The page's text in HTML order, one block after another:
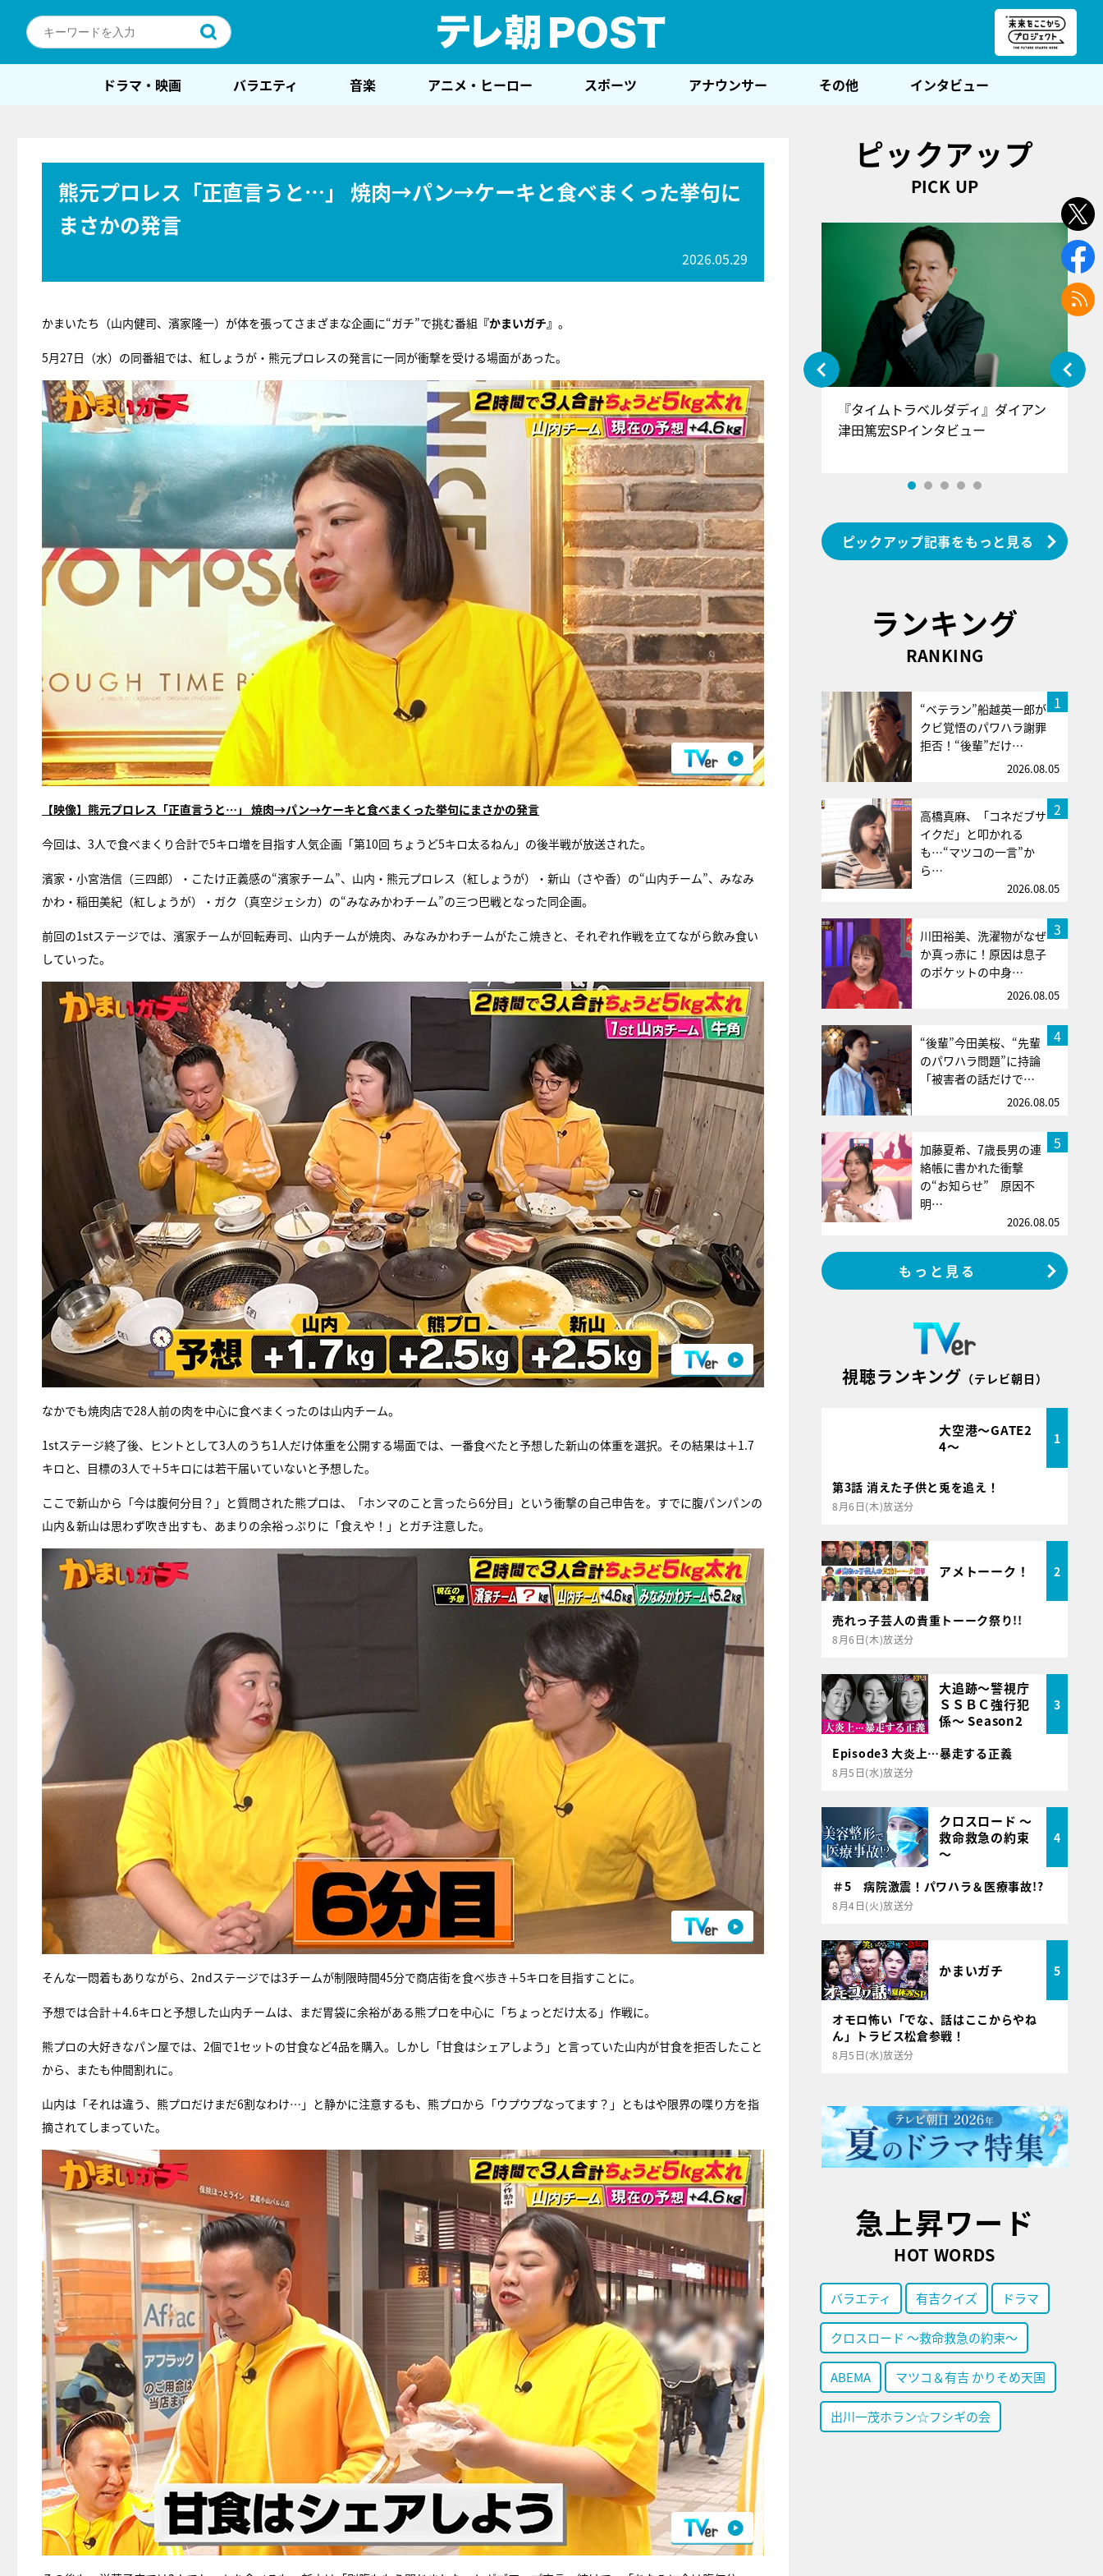
ドラマ・映画 バラエティ 音楽 アニメ・ヒーロー スポーツ アナウンサー その他 インタビュー
熊元プロレス「正直言うと…」 焼肉→パン→ケーキと食べまくった挙句に
まさかの発言
2026.05.29
かまいたち（山内健司、濱家隆一）が体を張ってさまざまな企画に“ガチ”で挑む番組 『かまいガチ』 。
5月27日（水）の同番組では、紅しょうが・熊元プロレスの発言に一同が衝撃を受ける場面があった。
【映像】熊元プロレス「正直言うと…」 焼肉→パン→ケーキと食べまくった挙句にまさかの発言
今回は、3人で食べまくり合計で5キロ増を目指す人気企画「第10回 ちょうど5キロ太るねん」の後半戦が放送された。
濱家・小宮浩信（三四郎）・こたけ正義感の“濱家チーム”、山内・熊元プロレス（紅しょうが）・新山（さや香）の“山内チーム”、みなみ
かわ・稲田美紀（紅しょうが）・ガク（真空ジェシカ）の“みなみかわチーム”の三つ巴戦となった同企画。
前回の1stステージでは、濱家チームが回転寿司、山内チームが焼肉、みなみかわチームがたこ焼きと、それぞれ作戦を立てながら飲み食い
していった。
なかでも焼肉店で28人前の肉を中心に食べまくったのは山内チーム。
1stステージ終了後、ヒントとして3人のうち1人だけ体重を公開する場面では、一番食べたと予想した新山の体重を選択。その結果は＋1.7
キロと、目標の3人で＋5キロには若干届いていないと予想した。
ここで新山から「今は腹何分目？」と質問された熊プロは、「ホンマのこと言ったら6分目」という衝撃の自己申告を。すでに腹パンパンの
山内＆新山は思わず吹き出すも、あまりの余裕っぷりに「食えや！」とガチ注意した。
そんな一悶着もありながら、2ndステージでは3チームが制限時間45分で商店街を食べ歩き＋5キロを目指すことに。
予想では合計＋4.6キロと予想した山内チームは、まだ胃袋に余裕がある熊プロを中心に「ちょっとだけ太る」作戦に。
熊プロの大好きなパン屋では、2個で1セットの甘食など4品を購入。しかし「甘食はシェアしよう」と言っていた山内が甘食を拒否したこと
から、またも仲間割れに。
山内は「それは違う、熊プロだけまだ6割なわけ…」と静かに注意するも、熊プロから「ウプウプなってます？」ともはや限界の喋り方を指
摘されてしまっていた。
ピックアップ
PICK UP
『アイ＝ラブ！げーみんぐ』＝LOV
E齋藤樹愛羅＆佐々木舞香SPインタ
ビュー
『タイムトラベルダディ』ダイアン
津田篤宏SPインタビュー
ピックアップ記事をもっと見る
ランキング
RANKING
1
“ベテラン”船越英一郎が
クビ覚悟のパワハラ謝罪
拒否！“後輩”だけ…
2026.08.05
2
高橋真麻、「コネだブサ
イクだ」と叩かれる
も…“マツコの一言”か
ら…
2026.08.05
3
川田裕美、洗濯物がなぜ
か真っ赤に！原因は息子
のポケットの中身…
2026.08.05
4
“後輩”今田美桜、“先輩
のパワハラ問題”に持論
「被害者の話だけで…
2026.08.05
5
加藤夏希、7歳長男の連
絡帳に書かれた衝撃
の“お知らせ” 原因不
明…
2026.08.05
もっと見る
視聴ランキング （テレビ朝日）
大空港～GATE2
4～
1
第3話 消えた子供と兎を追え！
8月6日(木)放送分
アメトーーク！ 2
売れっ子芸人の貴重トーーク祭り!!
8月6日(木)放送分
大追跡～警視庁
ＳＳＢＣ強行犯
係～ Season2
3
Episode3 大炎上…暴走する正義
8月5日(水)放送分
クロスロード ～
救命救急の約束
～
4
＃5 病院激震！パワハラ＆医療事故!?
8月4日(火)放送分
かまいガチ 5
オモロ怖い「でな、話はここからやね
ん」トラビス松倉参戦！
8月5日(水)放送分
急上昇ワード
HOT WORDS
バラエティ 有吉クイズ ドラマ
クロスロード ～救命救急の約束～
ABEMA マツコ＆有吉 かりそめ天国
出川一茂ホラン☆フシギの会